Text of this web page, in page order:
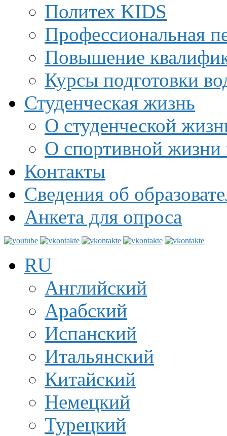
Политех KIDS
Профессиональная
Повышение
Курсы подготовки
Студенческая жизнь
О студенческой
О спортивной жизни
Контакты
Сведения об
Анкета для опроса
RU
Английский
Арабский
Испанский
Итальянский
Китайский
Немецкий
Турецкий